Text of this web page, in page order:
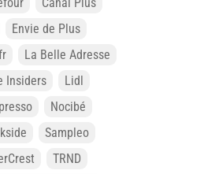
Envie de Plus
La Belle Adresse
Insiders
Lidl
Nocibé
Sampleo
TRND